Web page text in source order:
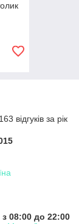
відгуків за рік
08:00 до 22:00